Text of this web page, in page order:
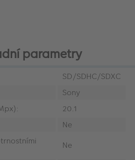
parametry
SD/SDHC/SDXC
Sony
20.1
Ne
Ne